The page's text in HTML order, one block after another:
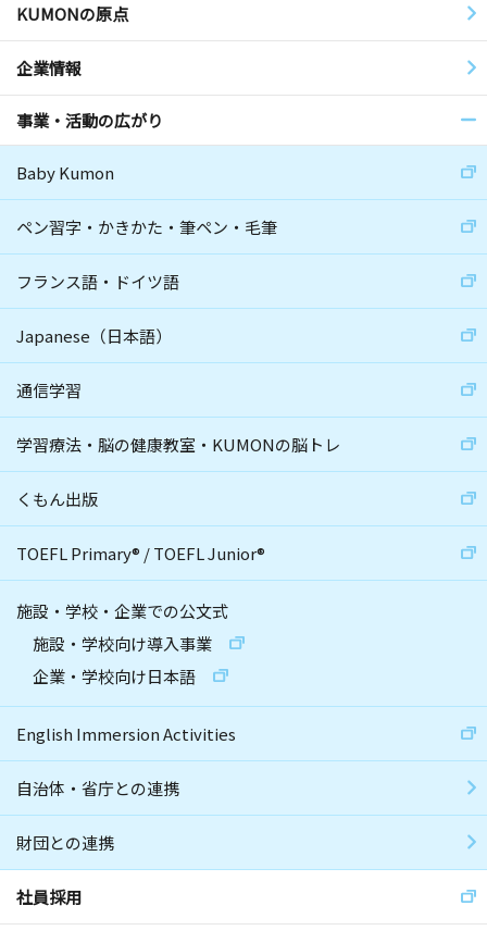
KUMONの原点
企業情報
事業・活動の広がり
Baby Kumon
ペン習字・かきかた・筆ペン・毛筆
フランス語・ドイツ語
Japanese（日本語）
通信学習
学習療法・脳の健康教室・KUMONの脳トレ
くもん出版
TOEFL Primary® /TOEFL Junior®
施設・学校・企業での公文式
施設・学校向け導入事業
企業・学校向け日本語
English Immersion Activities
自治体・省庁との連携
財団との連携
社員採用